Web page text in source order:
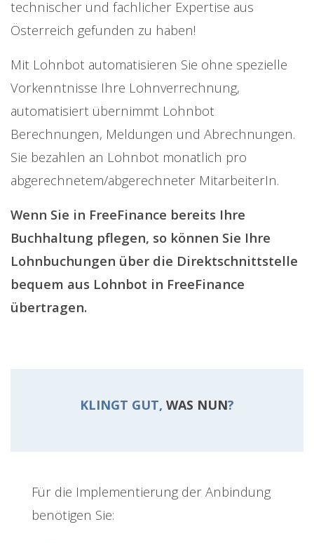
technischer und fachlicher Expertise aus
Österreich gefunden zu haben!
Mit Lohnbot automatisieren Sie ohne spezielle
Vorkenntnisse Ihre Lohnverrechnung,
automatisiert übernimmt Lohnbot
Berechnungen, Meldungen und Abrechnungen.
Sie bezahlen an Lohnbot monatlich pro
abgerechnetem/­abgerechneter MitarbeiterIn.
Wenn Sie in FreeFinance bereits Ihre
Buchhaltung pflegen, so können Sie Ihre
Lohnbuchungen über die Direktschnittstelle
bequem aus Lohnbot in FreeFinance
übertragen.
KLINGT GUT, WAS NUN?
Für die Implementierung der Anbindung
benötigen Sie: